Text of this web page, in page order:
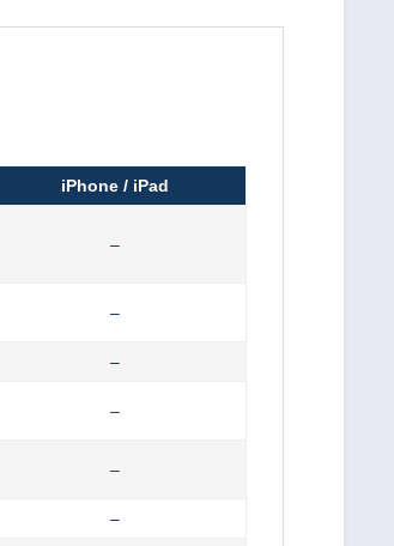
iPhone / iPad
–
–
–
–
–
–